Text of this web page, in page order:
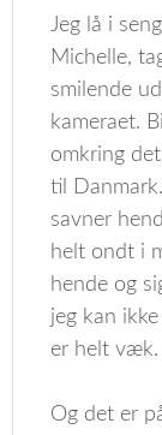
Jeg lå i
Michelle,
smilende
kameraet.
omkring
til
savner
helt ondt i
hende og
jeg kan
er helt
Og det er